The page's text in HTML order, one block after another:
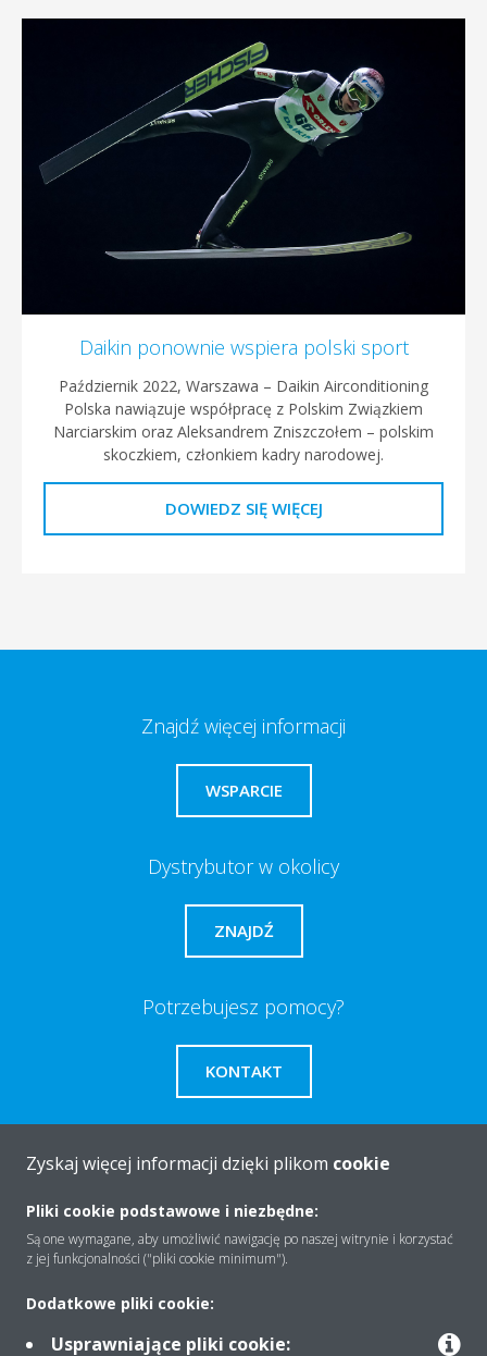
Daikin ponownie wspiera polski sport
Październik 2022, Warszawa – Daikin Airconditioning
Polska nawiązuje współpracę z Polskim Związkiem
Narciarskim oraz Aleksandrem Zniszczołem – polskim
skoczkiem, członkiem kadry narodowej.
DOWIEDZ SIĘ WIĘCEJ
Znajdź więcej informacji
WSPARCIE
Dystrybutor w okolicy
ZNAJDŹ
Potrzebujesz pomocy?
KONTAKT
O firmie
Zyskaj więcej informacji dzięki plikom cookie
Pliki cookie podstawowe i niezbędne:
Są one wymagane, aby umożliwić nawigację po naszej witrynie i korzystać
z jej funkcjonalności ("pliki cookie minimum").
Dodatkowe pliki cookie:
Usprawniające pliki cookie: